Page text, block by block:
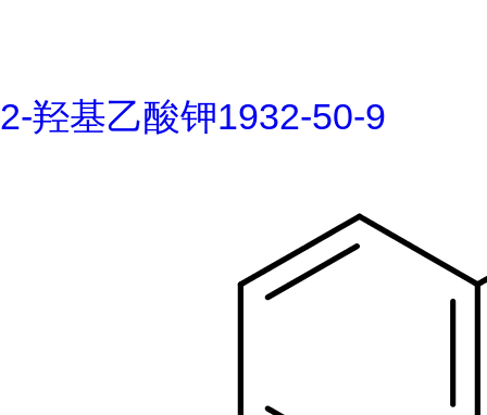
2-羟基乙酸钾1932-50-9